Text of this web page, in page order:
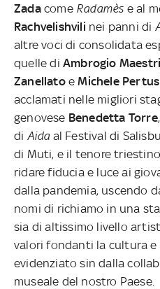
Zadacome Radamès e al
Rachvelishvili nei panni di
altre voci di consolidata
quelle di Ambrogio
ZanellatoeMichele
acclamati nelle migliori
genovese Benedetta Torre
di Aidaal Festival di
di Muti, e il tenore triestino
ridare fiducia e luce ai
dalla pandemia, uscendo
nomi di richiamo in una
sia di altissimo livello
valori fondanti la cultura e
evidenziato sin dalla
museale del nostro Paese.